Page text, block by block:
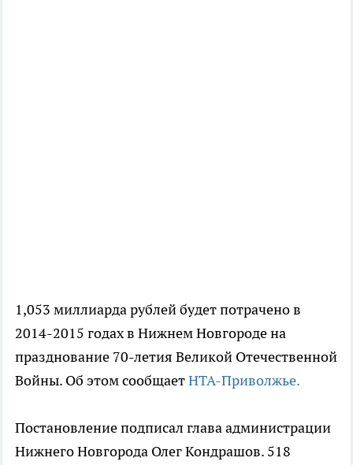
1,053 миллиарда рублей будет потрачено в
2014-2015 годах в Нижнем Новгороде на
празднование 70-летия Великой Отечественной
Войны. Об этом сообщаетНТА-Приволжье.
Постановление подписал глава администрации
Нижнего Новгорода Олег Кондрашов. 518